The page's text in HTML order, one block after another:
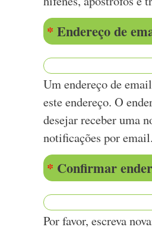
* Endereço de
Um endereço de
este endereço. O
desejar receber uma
notificações por
* Confirmar
Por favor, escreva